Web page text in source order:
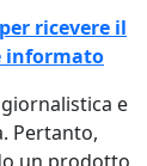
ricevere il
informato
e
Pertanto,